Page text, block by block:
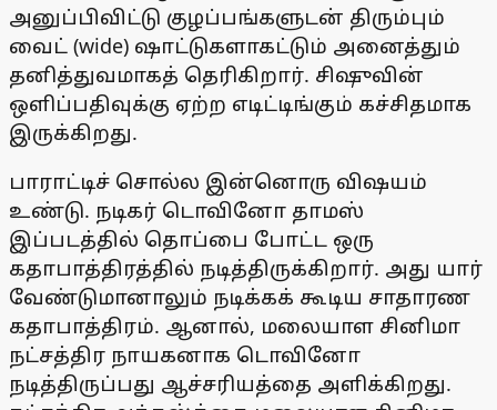
அனுப்பிவிட்டு குழப்பங்களுடன் திரும்பும்
வைட் (wide) ஷாட்டுகளாகட்டும் அனைத்தும்
தனித்துவமாகத் தெரிகிறார். சிஷுவின்
ஒளிப்பதிவுக்கு ஏற்ற எடிட்டிங்கும் கச்சிதமாக
இருக்கிறது.
பாராட்டிச் சொல்ல இன்னொரு விஷயம்
உண்டு. நடிகர் டொவினோ தாமஸ்
இப்படத்தில் தொப்பை போட்ட ஒரு
கதாபாத்திரத்தில் நடித்திருக்கிறார். அது யார்
வேண்டுமானாலும் நடிக்கக் கூடிய சாதாரண
கதாபாத்திரம். ஆனால், மலையாள சினிமா
நட்சத்திர நாயகனாக டொவினோ
நடித்திருப்பது ஆச்சரியத்தை அளிக்கிறது.